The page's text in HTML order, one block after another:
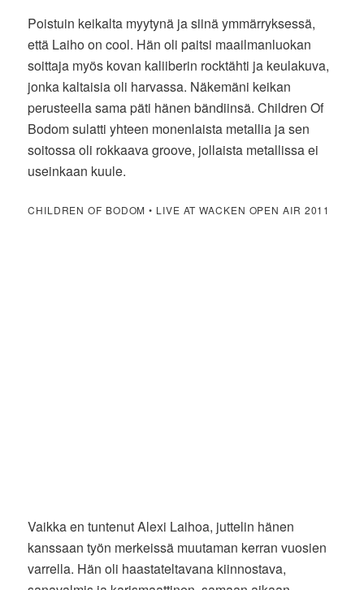
Poistuin keikalta myytynä ja siinä ymmärryksessä,
että Laiho on cool. Hän oli paitsi maailmanluokan
soittaja myös kovan kaliiberin rocktähti ja keulakuva,
jonka kaltaisia oli harvassa. Näkemäni keikan
perusteella sama päti hänen bändiinsä. Children Of
Bodom sulatti yhteen monenlaista metallia ja sen
soitossa oli rokkaava groove, jollaista metallissa ei
useinkaan kuule.
CHILDREN OF BODOM • LIVE AT WACKEN OPEN AIR 2011
Vaikka en tuntenut Alexi Laihoa, juttelin hänen
kanssaan työn merkeissä muutaman kerran vuosien
varrella. Hän oli haastateltavana kiinnostava,